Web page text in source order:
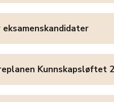
Kunnskapsløftet